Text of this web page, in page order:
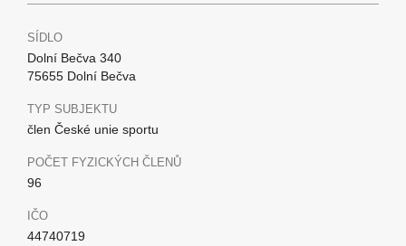
SÍDLO
Dolní Bečva 340
75655 Dolní Bečva
TYP SUBJEKTU
člen České unie sportu
POČET FYZICKÝCH ČLENŮ
96
IČO
44740719